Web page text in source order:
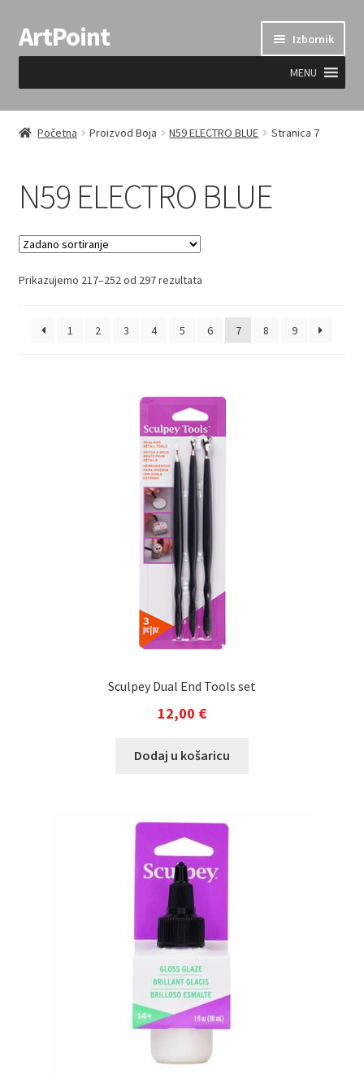
Preskoči
na
Skoči
do
ArtPoint Izbornik
MENU
Uvjeti prodaje
Početna Proizvod Boja N59 ELECTRO BLUE Stranica 7
N59 ELECTRO BLUE
Prikazujemo 217–252 od 297 rezultata
1 2 3 4 5 6 7 8 9
Sculpey Dual End Tools set
12,00 €
Dodaj u košaricu